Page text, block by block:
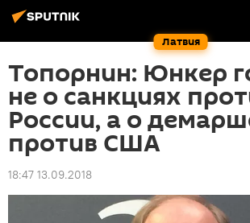
Латвия
Топорнин: Юнкер
не о санкциях
России, а о
против США
18:47 13.09.2018